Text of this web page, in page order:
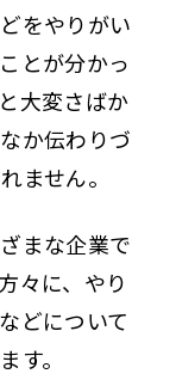
をやりがい
とが分かっ
大変さばか
か伝わりづ
ません。
まな企業で
々に、やり
どについて
す。